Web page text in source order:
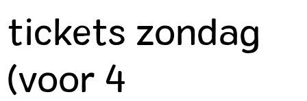
tickets zondag
(voor 4